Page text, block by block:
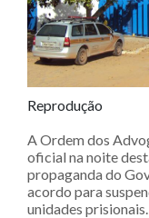
Reprodução
A Ordem dos
oficial na noite
propaganda do
acordo para
unidades